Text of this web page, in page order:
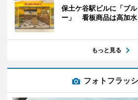
保土ケ谷駅ビルに「ブ
ー」 看板商品は高加水
もっと見る
フォトフラッ